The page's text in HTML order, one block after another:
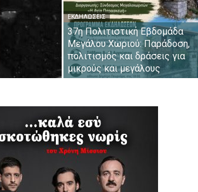
ΕΚΔΗΛΏΣΕΙΣ
37η Πολιτιστική Εβδομάδα
Μεγάλου Χωριού: Παράδοση,
πολιτισμός και δράσεις για
μικρούς και μεγάλους